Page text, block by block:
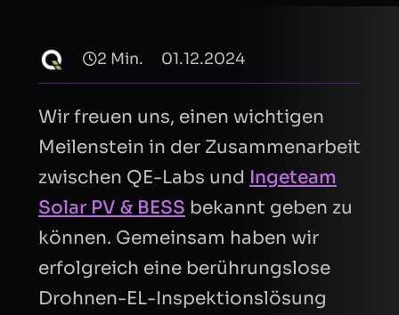
2 Min. 01.12.2024
Wir freuen uns, einen wichtigen
Meilenstein in der Zusammenarbeit
zwischen QE-Labs und Ingeteam
Solar PV & BESS bekannt geben zu
können. Gemeinsam haben wir
erfolgreich eine berührungslose
Drohnen-EL-Inspektionslösung